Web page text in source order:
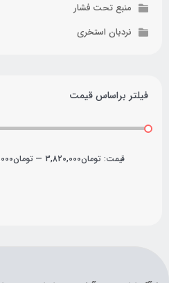
منبع تحت فشار
نردبان استخری
فیلتر براساس قیمت
قيمت: تومان3,820,000 — تومان12,500,000